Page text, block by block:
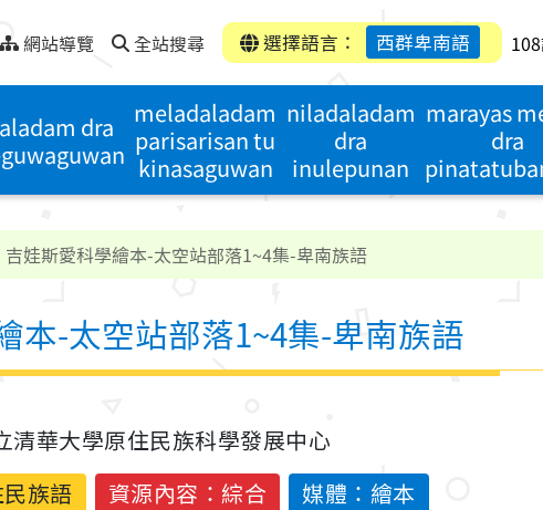
網站導覽 全站搜尋 選擇語言： 西群卑南語
dra
meladaladam
parisarisan tu
kinasaguwan
niladaladam
dra
inulepunan
marayas
dra
吉娃斯愛科學繪本-太空站部落1~4集-卑南族語
本-太空站部落1~4集-卑南族語
清華大學原住民族科學發展中心
族語 資源內容：綜合 媒體：繪本